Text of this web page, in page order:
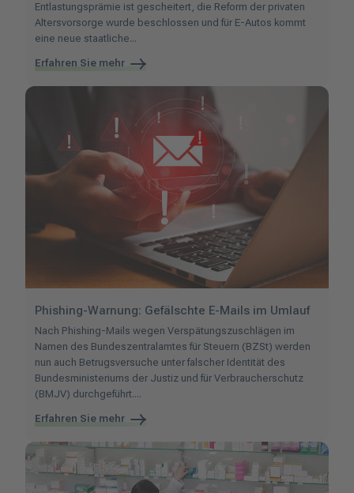
Entlastungsprämie ist gescheitert, die Reform der privaten
Altersvorsorge wurde beschlossen und für E-Autos kommt
eine neue staatliche...
Erfahren Sie mehr
Phishing-Warnung: Gefälschte E-Mails im Umlauf
Nach Phishing-Mails wegen Verspätungszuschlägen im
Namen des Bundeszentralamtes für Steuern (BZSt) werden
nun auch Betrugsversuche unter falscher Identität des
Bundesministeriums der Justiz und für Verbraucherschutz
(BMJV) durchgeführt....
Erfahren Sie mehr